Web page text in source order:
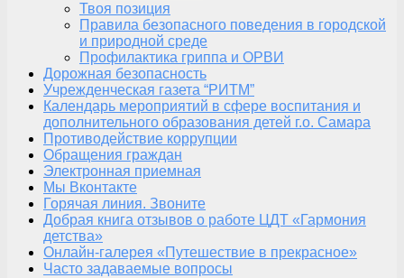
Твоя позиция
Правила безопасного поведения в городской
и природной среде
Профилактика гриппа и ОРВИ
Дорожная безопасность
Учрежденческая газета “РИТМ”
Календарь мероприятий в сфере воспитания и
дополнительного образования детей г.о. Самара
Противодействие коррупции
Обращения граждан
Электронная приемная
Мы Вконтакте
Горячая линия. Звоните
Добрая книга отзывов о работе ЦДТ «Гармония
детства»
Онлайн-галерея «Путешествие в прекрасное»
Часто задаваемые вопросы